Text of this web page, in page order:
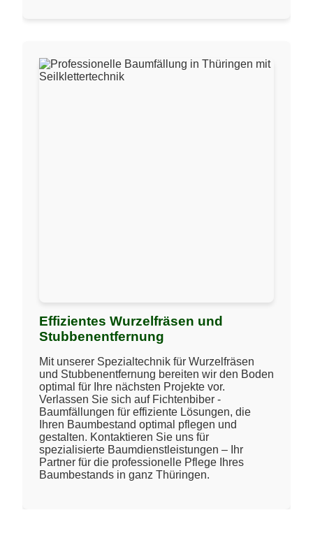
Effizientes Wurzelfräsen und
Stubbenentfernung
Mit unserer Spezialtechnik für Wurzelfräsen
und Stubbenentfernung bereiten wir den Boden
optimal für Ihre nächsten Projekte vor.
Verlassen Sie sich auf Fichtenbiber -
Baumfällungen für effiziente Lösungen, die
Ihren Baumbestand optimal pflegen und
gestalten. Kontaktieren Sie uns für
spezialisierte Baumdienstleistungen – Ihr
Partner für die professionelle Pflege Ihres
Baumbestands in ganz Thüringen.